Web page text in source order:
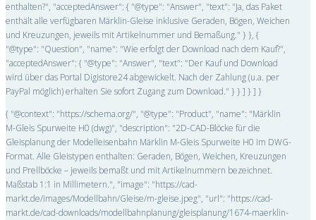
enthalten?", "acceptedAnswer": { "@type": "Answer", "text": "Ja, das Paket
enthält alle verfügbaren Märklin-Gleise inklusive Geraden, Bögen, Weichen
und Kreuzungen, jeweils mit Artikelnummer und Bemaßung." } }, {
"@type": "Question", "name": "Wie erfolgt der Download nach dem Kauf?",
"acceptedAnswer": { "@type": "Answer", "text": "Der Kauf und Download
wird über das Portal Digistore24 abgewickelt. Nach der Zahlung (u.a. per
PayPal möglich) erhalten Sie sofort Zugang zum Download." } } ] } ] }
{ "@context": "https://schema.org/", "@type": "Product", "name": "Märklin
M-Gleis Spurweite H0 (dwg)", "description": "2D-CAD-Blöcke für die
Gleisplanung der Modelleisenbahn Märklin M-Gleis Spurweite H0 im DWG-
Format. Alle Gleistypen enthalten: Geraden, Bögen, Weichen, Kreuzungen
und Prellböcke – jeweils bemaßt und mit Artikelnummern bezeichnet.
Maßstab 1:1 in Millimetern.", "image": "https://cad-
markt.de/images/Modellbahn/Gleise/m-gleise.jpeg", "url": "https://cad-
markt.de/cad-downloads/modellbahnplanung/gleisplanung/1674-maerklin-